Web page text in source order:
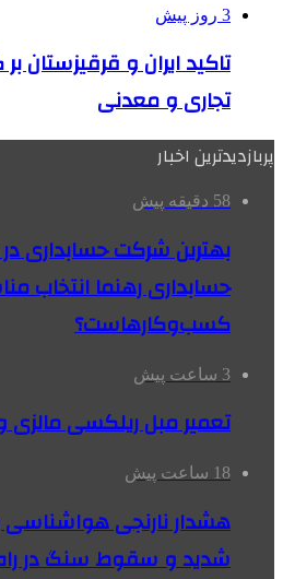
3 روز پیش
تاکید ایران و
تجاری و معدنی
پربازدیدترین اخبار
58 دقیقه پیش
بهترین شرکت حسابداری
حسابداری رهنما انتخاب
کسب‌وکارهاست؟
3 ساعت پیش
تعمیر مبل ریلکسی مالزی
18 ساعت پیش
شدید و سقوط سنگ در